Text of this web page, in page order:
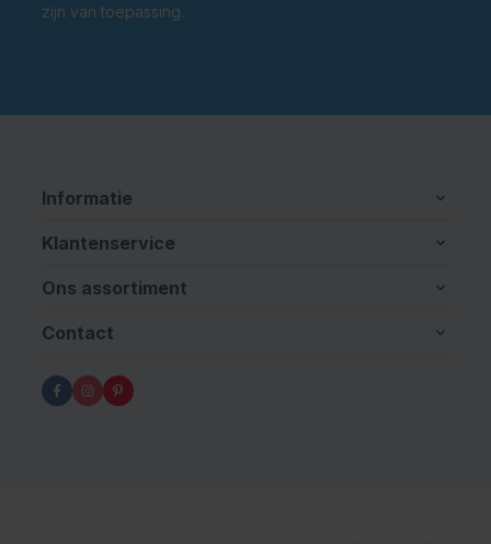
zijn van toepassing.
Informatie
Klantenservice
Ons assortiment
Contact